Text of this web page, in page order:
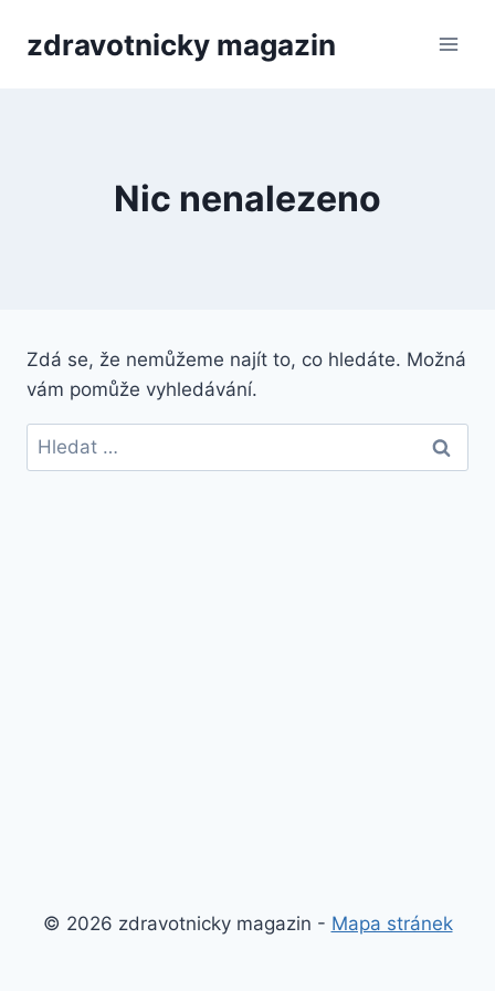
zdravotnicky magazin
Nic nenalezeno
Zdá se, že nemůžeme najít to, co hledáte. Možná
vám pomůže vyhledávání.
Vyhledávání
© 2026 zdravotnicky magazin - Mapa stránek